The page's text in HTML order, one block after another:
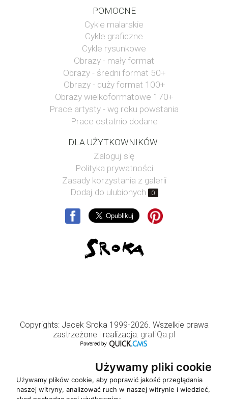
Używamy pliki cookie
Używamy plików cookie, aby poprawić jakość przeglądania
naszej witryny, analizować ruch w naszej witrynie i wiedzieć,
POMOCNE
Cykle malarskie
Cykle graficzne
Cykle rysunkowe
Obrazy - mały format
Obrazy - średni format 50+
Obrazy - duży format 100+
Obrazy wielkoformatowe 170+
Prace artysty - wg roku powstania
Prace ostatnio dodane
DLA UŻYTKOWNIKÓW
Zaloguj się
Polityka prywatności
Zasady korzystania z galerii
Dodaj do ulubionych
0
Copyrights: Jacek Sroka 1999-2026. Wszelkie prawa
zastrzeżone
| realizacja: grafiQa.pl